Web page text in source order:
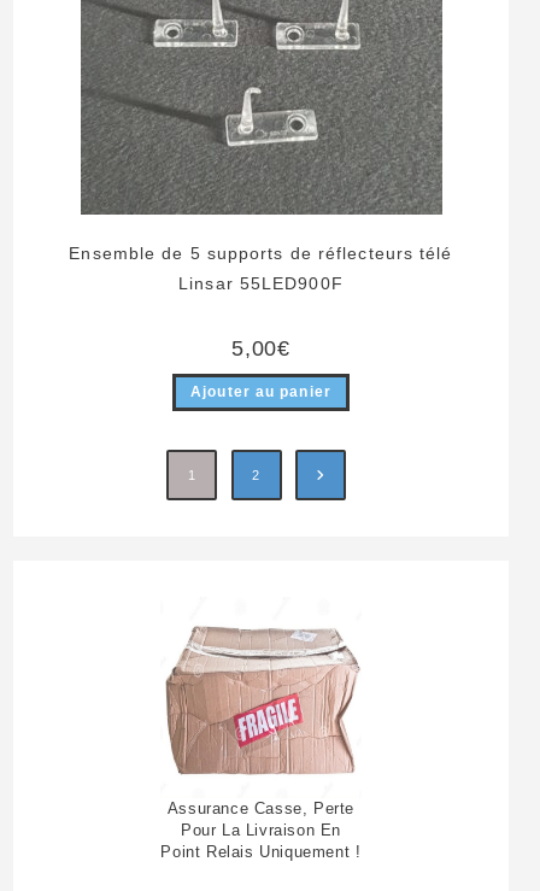
Ensemble de 5 supports de réflecteurs télé
Linsar 55LED900F
5,00€
Ajouter au panier
1 2
Assurance Casse, Perte
Pour La Livraison En
Point Relais Uniquement !